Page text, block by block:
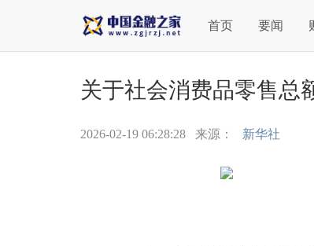
首页 要闻
关于社会消费品零售总
2026-02-19 06:28:28 来源： 新华社